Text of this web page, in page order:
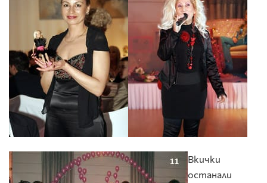
Вкички
останали